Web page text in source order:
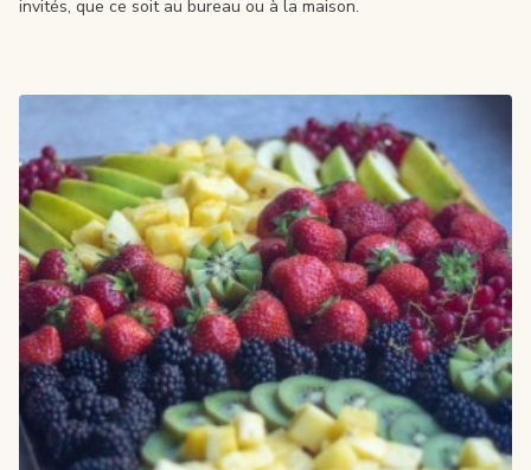
invités, que ce soit au bureau ou à la maison.